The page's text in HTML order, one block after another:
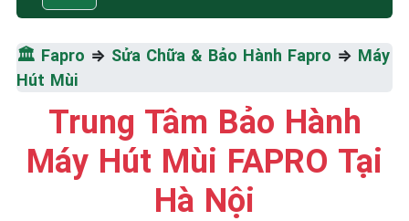
🏛️ Fapro ⇒ Sửa Chữa & Bảo Hành Fapro ⇒ Máy
Hút Mùi
Trung Tâm Bảo Hành
Máy Hút Mùi FAPRO Tại
Hà Nội